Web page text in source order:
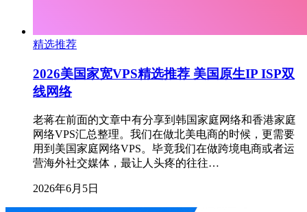
精选推荐
2026美国家宽VPS精选推荐 美国原生IP ISP双
线网络
老蒋在前面的文章中有分享到韩国家庭网络和香港家庭
网络VPS汇总整理。我们在做北美电商的时候，更需要
用到美国家庭网络VPS。毕竟我们在做跨境电商或者运
营海外社交媒体，最让人头疼的往往…
2026年6月5日